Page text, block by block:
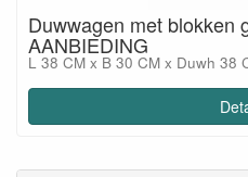
Duwwagen met blokken
AANBIEDING
L 38 CM x B 30 CM x Duwh 38